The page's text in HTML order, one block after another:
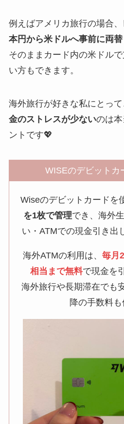
例えばアメリカ旅行の場合、
本円から米ドルへ事前に両替
そのままカード内の米ドル
い方もできます。
海外旅行が好きな私にとって
金のストレスが少ないのは
ントです💖
WISEのデビットカ
Wiseのデビットカードを
を1枚で管理でき、海外
い・ATMでの現金引き出
海外ATMの利用は、 毎月
相当まで無料で現金を
海外旅行や長期滞在でも
降の手数料も